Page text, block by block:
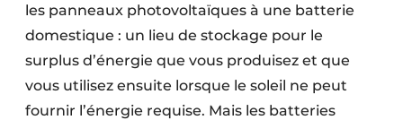
les panneaux photovoltaïques à une batterie
domestique : un lieu de stockage pour le
surplus d’énergie que vous produisez et que
vous utilisez ensuite lorsque le soleil ne peut
fournir l’énergie requise. Mais les batteries